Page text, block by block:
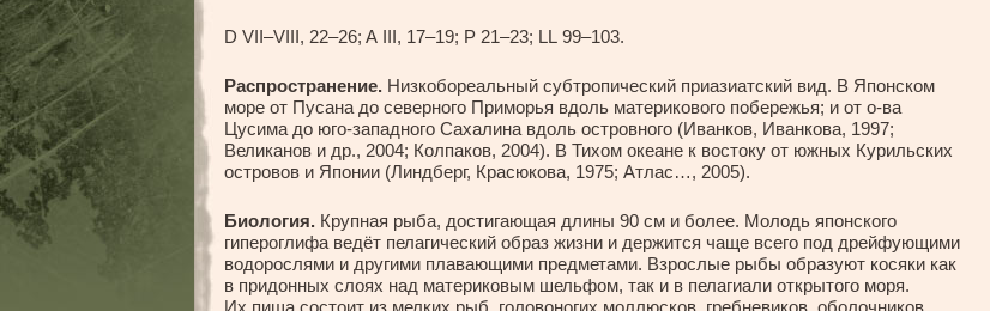
D VII–VIII, 22–26; A III, 17–19; P 21–23; LL 99–103.
Распространение. Низкобореальный субтропический приазиатский вид. В Японском
море от Пусана до северного Приморья вдоль материкового побережья; и от о-ва
Цусима до юго-западного Сахалина вдоль островного (Иванков, Иванкова, 1997;
Великанов и др., 2004; Колпаков, 2004). В Тихом океане к востоку от южных Курильских
островов и Японии (Линдберг, Красюкова, 1975; Атлас…, 2005).
Биология. Крупная рыба, достигающая длины 90 см и более. Молодь японского
гипероглифа ведёт пелагический образ жизни и держится чаще всего под дрейфующими
водорослями и другими плавающими предметами. Взрослые рыбы образуют косяки как
в придонных слоях над материковым шельфом, так и в пелагиали открытого моря.